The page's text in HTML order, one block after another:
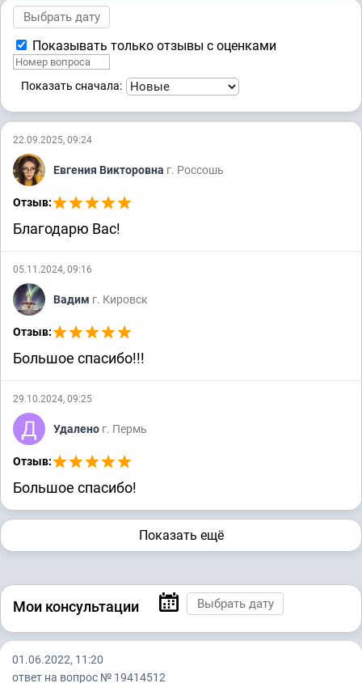
Показывать только отзывы с оценками
Показать сначала:
22.09.2025, 09:24
Евгения Викторовна г. Россошь
Отзыв:
Благодарю Вас!
05.11.2024, 09:16
Вадим г. Кировск
Отзыв:
Большое спасибо!!!
29.10.2024, 09:25
Удалено г. Пермь
Отзыв:
Большое спасибо!
Показать ещё
Мои консультации
01.06.2022, 11:20
ответ на вопрос № 19414512